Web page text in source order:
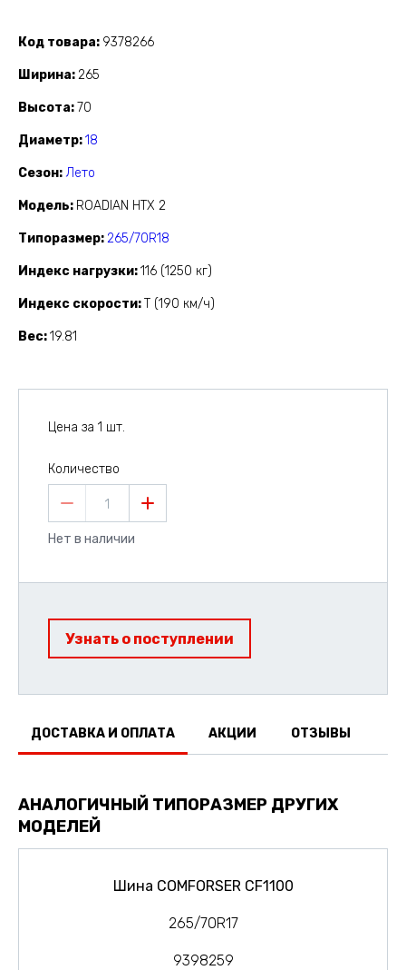
Код товара 9378266
Ширина 265
Высота 70
Диаметр 18
Сезон Лето
Модель ROADIAN HTX 2
Типоразмер 265/70R18
Индекс нагрузки 116 (1250 кг)
Индекс скорости T (190 км/ч)
Вес 19.81
Цена за 1 шт.
Количество
1
Нет в наличии
Узнать о поступлении
ДОСТАВКА И ОПЛАТА АКЦИИ ОТЗЫВЫ
АНАЛОГИЧНЫЙ ТИПОРАЗМЕР ДРУГИХ
МОДЕЛЕЙ
Шина COMFORSER CF1100
265/70R17
9398259